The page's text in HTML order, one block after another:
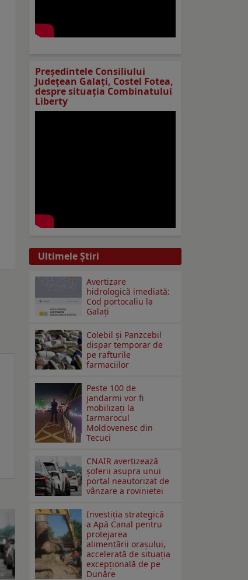
Preşedintele Consiliului
Judeţean Galaţi, Costel Fotea,
despre situaţia Combinatului
Liberty
Ultimele Ştiri
Avertizare
hidrologică imediată:
Cod portocaliu la
Galaţi
Colebil și Panzcebil
dispar temporar de
pe rafturile
farmaciilor
Peste 100 de
jandarmi vor fi
mobilizați la
Iarmarocul
Moldovenesc din
Tecuci
CNAIR avertizează
șoferii asupra unui
portal neautorizat de
vânzare a rovinietei
Investiția strategică
a Apă Canal pentru
protejarea
alimentării orașului,
accelerată de situația
excepțională de pe
Dunăre